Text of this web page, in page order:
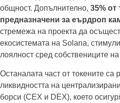
общност. Допълнително, 35% от
предназначени за еърдроп
стремежа на проекта да
екосистемата на Solana,
лоялност сред собствениците на
Останалата част от токените
ликвидността на
борси (CEX и DEX), което